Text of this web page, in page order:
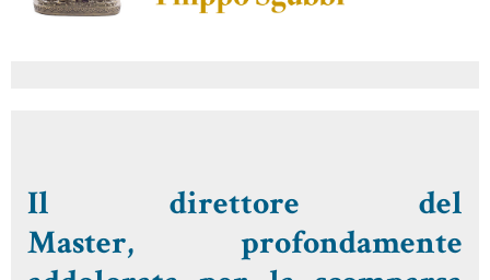
Il direttore del
Master, profondamente